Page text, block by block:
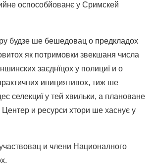
оспособйованє у Сримскей
будзе ше бешедовац о предкладох
як потримовки звекшаня числа
заєднїцох у полициї и о
инициятивох, тиж ше
селекциї у тей хвильки, а плановане
и ресурси хтори ше хаснує у
и члени Националного